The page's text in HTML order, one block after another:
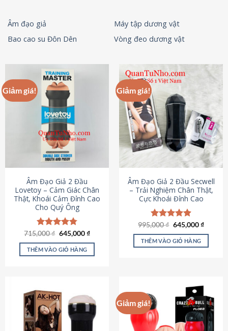
Âm đạo giả
Máy tập dương vật
Bao cao su Đôn Dên
Vòng đeo dương vật
Giảm giá!
Âm Đạo Giả 2 Đầu
Lovetoy – Cảm Giác Chân
Thật, Khoái Cảm Đỉnh Cao
Cho Quý Ông
Được xếp
hạng4.79
5 sao
715,000₫ Giá
là:
715,000 ₫.
645,000₫Giá
tại
THÊM VÀO GIỎ HÀNG
Giảm giá!
Âm Đạo Giả 2 Đầu Secwell
– Trải Nghiệm Chân Thật,
Cực Khoái Đỉnh Cao
Được xếp
hạng4.88
5 sao
995,000₫ Giá
là:
995,000 ₫.
645,000₫Giá
tại
THÊM VÀO GIỎ HÀNG
Giảm giá!